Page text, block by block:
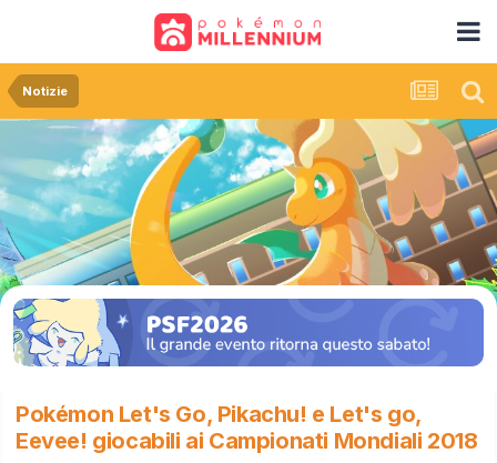
Notizie
Pokémon Let's Go, Pikachu! e Let's go,
Eevee! giocabili ai Campionati Mondiali 2018